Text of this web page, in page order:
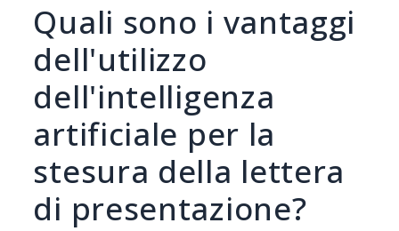
Quali sono i vantaggi
dell'utilizzo
dell'intelligenza
artificiale per la
stesura della lettera
di presentazione?